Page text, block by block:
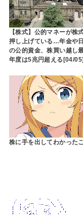
【株式】公的マネーが株
押し上げている…年金や
の公的資金、株買い越し
年度は5兆円超える[04/05]
株に手を出してわかった